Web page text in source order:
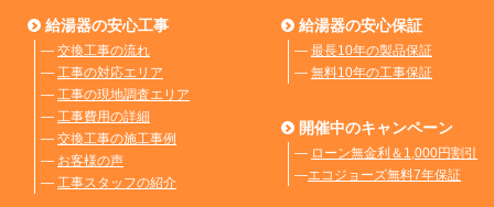
給湯器の安心工事
― 交換工事の流れ
― 工事の対応エリア
― 工事の現地調査エリア
― 工事費用の詳細
― 交換工事の施工事例
― お客様の声
― 工事スタッフの紹介
給湯器の安心保証
― 最長10年の製品保証
― 無料10年の工事保証
開催中のキャンペーン
― ローン無金利＆1,000円割引
―エコジョーズ無料7年保証